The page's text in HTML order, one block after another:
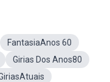
FantasiaAnos 60
Girias Dos Anos80